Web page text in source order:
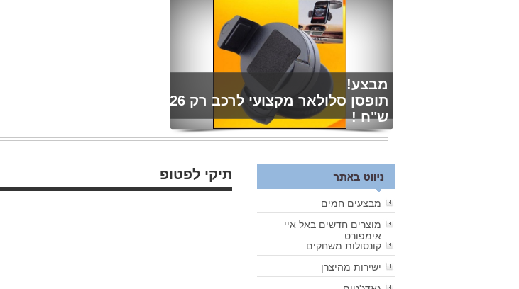
מבצע!
תופסן סלולאר מקצועי לרכב רק 26
ש"ח !
מבצעים חמים
מוצרים חדשים באל איי
אימפורט
קונסולות משחקים
ישירות מהיצרן
תיקי לפטופ